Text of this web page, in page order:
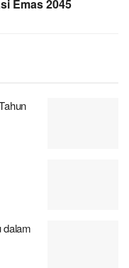
Emas 2045
dalam